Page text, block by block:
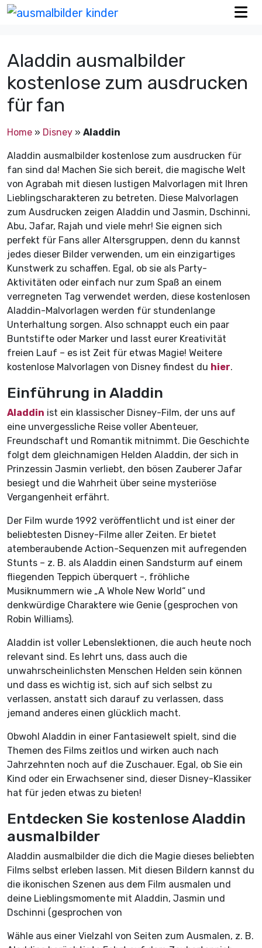
Aladdin ausmalbilder
kostenlose zum ausdrucken
für fan
Home » Disney » Aladdin
Aladdin ausmalbilder kostenlose zum ausdrucken für
fan sind da! Machen Sie sich bereit, die magische Welt
von Agrabah mit diesen lustigen Malvorlagen mit Ihren
Lieblingscharakteren zu betreten. Diese Malvorlagen
zum Ausdrucken zeigen Aladdin und Jasmin, Dschinni,
Abu, Jafar, Rajah und viele mehr! Sie eignen sich
perfekt für Fans aller Altersgruppen, denn du kannst
jedes dieser Bilder verwenden, um ein einzigartiges
Kunstwerk zu schaffen. Egal, ob sie als Party-
Aktivitäten oder einfach nur zum Spaß an einem
verregneten Tag verwendet werden, diese kostenlosen
Aladdin-Malvorlagen werden für stundenlange
Unterhaltung sorgen. Also schnappt euch ein paar
Buntstifte oder Marker und lasst eurer Kreativität
freien Lauf – es ist Zeit für etwas Magie! Weitere
kostenlose Malvorlagen von Disney findest du hier.
Einführung in Aladdin
Aladdin ist ein klassischer Disney-Film, der uns auf
eine unvergessliche Reise voller Abenteuer,
Freundschaft und Romantik mitnimmt. Die Geschichte
folgt dem gleichnamigen Helden Aladdin, der sich in
Prinzessin Jasmin verliebt, den bösen Zauberer Jafar
besiegt und die Wahrheit über seine mysteriöse
Vergangenheit erfährt.
Der Film wurde 1992 veröffentlicht und ist einer der
beliebtesten Disney-Filme aller Zeiten. Er bietet
atemberaubende Action-Sequenzen mit aufregenden
Stunts – z. B. als Aladdin einen Sandsturm auf einem
fliegenden Teppich überquert -, fröhliche
Musiknummern wie „A Whole New World“ und
denkwürdige Charaktere wie Genie (gesprochen von
Robin Williams).
Aladdin ist voller Lebenslektionen, die auch heute noch
relevant sind. Es lehrt uns, dass auch die
unwahrscheinlichsten Menschen Helden sein können
und dass es wichtig ist, sich auf sich selbst zu
verlassen, anstatt sich darauf zu verlassen, dass
jemand anderes einen glücklich macht.
Obwohl Aladdin in einer Fantasiewelt spielt, sind die
Themen des Films zeitlos und wirken auch nach
Jahrzehnten noch auf die Zuschauer. Egal, ob Sie ein
Kind oder ein Erwachsener sind, dieser Disney-Klassiker
hat für jeden etwas zu bieten!
Entdecken Sie kostenlose Aladdin
ausmalbilder
Aladdin ausmalbilder die dich die Magie dieses beliebten
Films selbst erleben lassen. Mit diesen Bildern kannst du
die ikonischen Szenen aus dem Film ausmalen und
deine Lieblingsmomente mit Aladdin, Jasmin und
Dschinni (gesprochen von
Wähle aus einer Vielzahl von Seiten zum Ausmalen, z. B.